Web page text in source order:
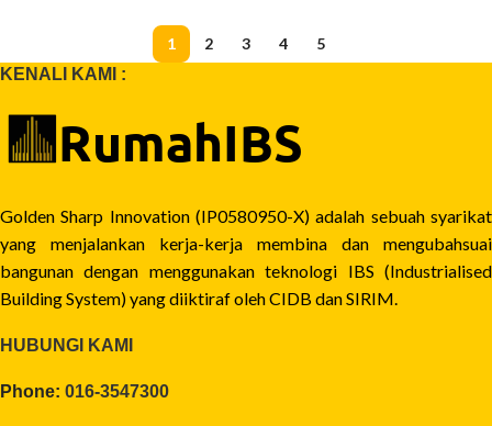
1 2 3 4
5
KENALI KAMI :
Golden Sharp Innovation (IP0580950-X) adalah sebuah syarikat
yang menjalankan kerja-kerja membina dan mengubahsuai
bangunan dengan menggunakan teknologi IBS (Industrialised
Building System) yang diiktiraf oleh CIDB dan SIRIM.
HUBUNGI KAMI
Phone: 016-3547300